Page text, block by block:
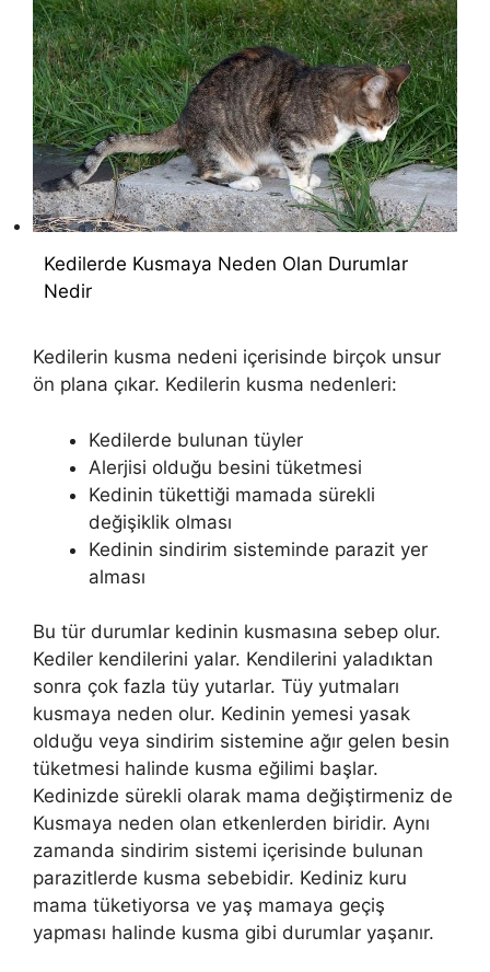
Kedilerde Kusmaya Neden Olan Durumlar
Nedir
Kedilerin kusma nedeni içerisinde birçok unsur
ön plana çıkar. Kedilerin kusma nedenleri:
Kedilerde bulunan tüyler
Alerjisi olduğu besini tüketmesi
Kedinin tükettiği mamada sürekli
değişiklik olması
Kedinin sindirim sisteminde parazit yer
alması
Bu tür durumlar kedinin kusmasına sebep olur.
Kediler kendilerini yalar. Kendilerini yaladıktan
sonra çok fazla tüy yutarlar. Tüy yutmaları
kusmaya neden olur. Kedinin yemesi yasak
olduğu veya sindirim sistemine ağır gelen besin
tüketmesi halinde kusma eğilimi başlar.
Kedinizde sürekli olarak mama değiştirmeniz de
Kusmaya neden olan etkenlerden biridir. Aynı
zamanda sindirim sistemi içerisinde bulunan
parazitlerde kusma sebebidir. Kediniz kuru
mama tüketiyorsa ve yaş mamaya geçiş
yapması halinde kusma gibi durumlar yaşanır.